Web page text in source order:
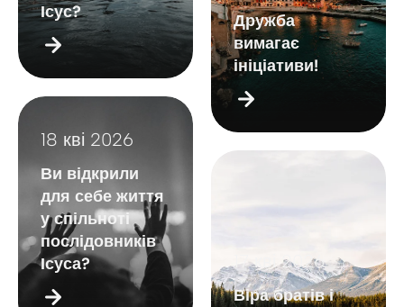
Ісус?
Дружба
вимагає
ініціативи!
18 кві 2026
Ви відкрили
для себе життя
у спільноті
послідовників
Ісуса?
17 кві 2026
Віра братів і